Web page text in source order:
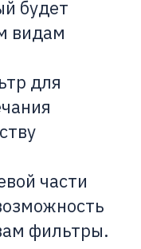
будет
видам
для
части
фильтры.